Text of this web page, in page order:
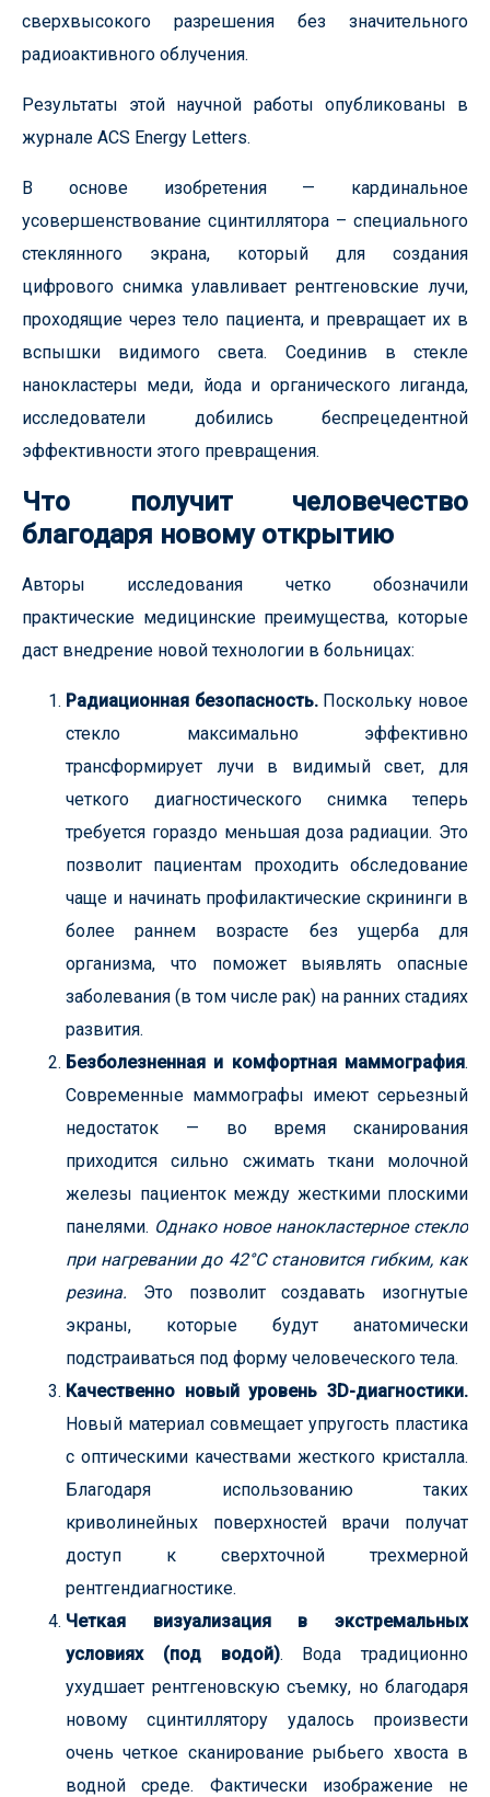
сверхвысокого разрешения без значительного
радиоактивного облучения.
Результаты этой научной работы опубликованы в
журнале ACS Energy Letters.
В основе изобретения — кардинальное
усовершенствование сцинтиллятора – специального
стеклянного экрана, который для создания
цифрового снимка улавливает рентгеновские лучи,
проходящие через тело пациента, и превращает их в
вспышки видимого света. Соединив в стекле
нанокластеры меди, йода и органического лиганда,
исследователи добились беспрецедентной
эффективности этого превращения.
Что получит человечество
благодаря новому открытию
Авторы исследования четко обозначили
практические медицинские преимущества, которые
даст внедрение новой технологии в больницах:
Радиационная безопасность.Поскольку новое
стекло максимально эффективно
трансформирует лучи в видимый свет, для
четкого диагностического снимка теперь
требуется гораздо меньшая доза радиации. Это
позволит пациентам проходить обследование
чаще и начинать профилактические скрининги в
более раннем возрасте без ущерба для
организма, что поможет выявлять опасные
заболевания (в том числе рак) на ранних стадиях
развития.
Безболезненная и комфортная маммография.
Современные маммографы имеют серьезный
недостаток — во время сканирования
приходится сильно сжимать ткани молочной
железы пациенток между жесткими плоскими
панелями. Однако новое нанокластерное стекло
при нагревании до 42°C становится гибким, как
резина. Это позволит создавать изогнутые
экраны, которые будут анатомически
подстраиваться под форму человеческого тела.
Качественно новый уровень 3D-диагностики.
Новый материал совмещает упругость пластика
с оптическими качествами жесткого кристалла.
Благодаря использованию таких
криволинейных поверхностей врачи получат
доступ к сверхточной трехмерной
рентгендиагностике.
Четкая визуализация в экстремальных
условиях (под водой). Вода традиционно
ухудшает рентгеновскую съемку, но благодаря
новому сцинтиллятору удалось произвести
очень четкое сканирование рыбьего хвоста в
водной среде. Фактически изображение не